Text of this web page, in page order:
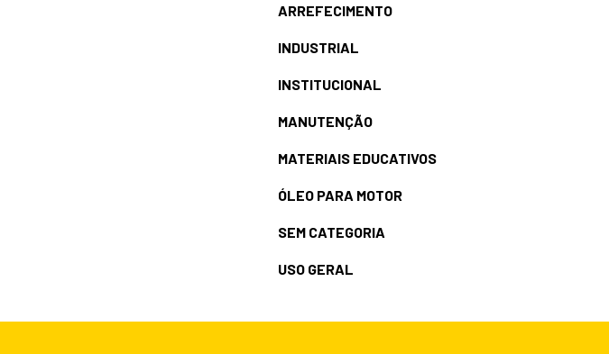
ARREFECIMENTO
INDUSTRIAL
INSTITUCIONAL
MANUTENÇÃO
MATERIAIS EDUCATIVOS
ÓLEO PARA MOTOR
SEM CATEGORIA
USO GERAL